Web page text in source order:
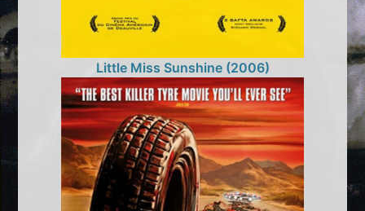
Little Miss Sunshine (2006)